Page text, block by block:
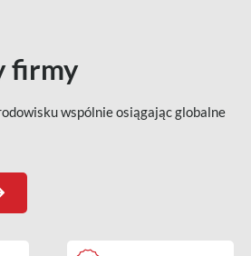
firmy
wspólnie osiągając globalne